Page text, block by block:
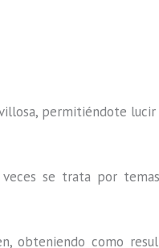
permitiéndote lucir
se trata por
obteniendo como